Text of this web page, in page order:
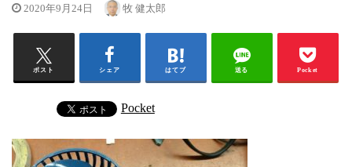
2020年9月24日 牧 健太郎
ポスト シェア はてブ 送る Pocket
Pocket